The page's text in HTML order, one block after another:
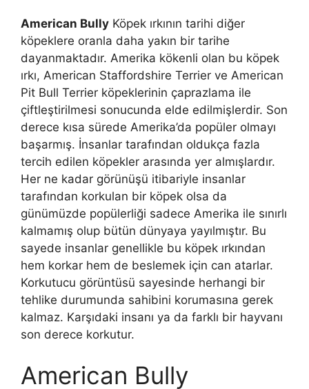
American Bully Köpek ırkının tarihi diğer
köpeklere oranla daha yakın bir tarihe
dayanmaktadır. Amerika kökenli olan bu köpek
ırkı, American Staffordshire Terrier ve American
Pit Bull Terrier köpeklerinin çaprazlama ile
çiftleştirilmesi sonucunda elde edilmişlerdir. Son
derece kısa sürede Amerika’da popüler olmayı
başarmış. İnsanlar tarafından oldukça fazla
tercih edilen köpekler arasında yer almışlardır.
Her ne kadar görünüşü itibariyle insanlar
tarafından korkulan bir köpek olsa da
günümüzde popülerliği sadece Amerika ile sınırlı
kalmamış olup bütün dünyaya yayılmıştır. Bu
sayede insanlar genellikle bu köpek ırkından
hem korkar hem de beslemek için can atarlar.
Korkutucu görüntüsü sayesinde herhangi bir
tehlike durumunda sahibini korumasına gerek
kalmaz. Karşıdaki insanı ya da farklı bir hayvanı
son derece korkutur.
American Bully